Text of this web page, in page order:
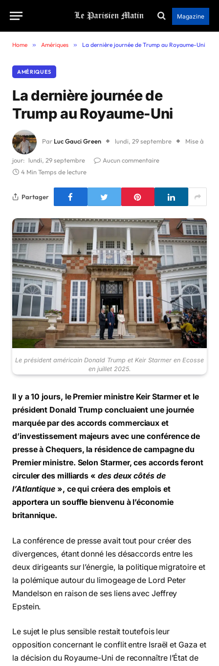
Magazine
Home » Amériques » La dernière journée de Trump au Royaume-Uni
AMÉRIQUES
La dernière journée de
Trump au Royaume-Uni
Par Luc Gauci Green lundi, 29 septembre Mise à
jour: lundi, 29 septembre
Aucun commentaire
4 Min Temps de lecture
Partager
Le président américain Donald Trump et Keir Starmer en Ecosse
en juillet 2025.
Il y a 10 jours, le Premier ministre Keir Starmer et le
président Donald Trump concluaient une journée
marquée par des accords commerciaux et
d’investissement majeurs avec une conférence de
presse à Chequers, la résidence de campagne du
Premier ministre. Selon Starmer, ces accords feront
circuler des milliards «des deux côtés de
l’Atlantique », ce qui créera des emplois et
apportera un souffle bienvenu à l’économie
britannique.
La conférence de presse avait tout pour créer des
divergences, étant donné les désaccords entre les
deux dirigeants sur l’énergie, la politique migratoire et
la polémique autour du limogeage de Lord Peter
Mandelson en raison de ses liens avec Jeffrey
Epstein.
Le sujet le plus sensible restait toutefois leur
opposition concernant le conflit entre Israël et Gaza et
la décision du Royaume-Uni de reconnaître l’État de